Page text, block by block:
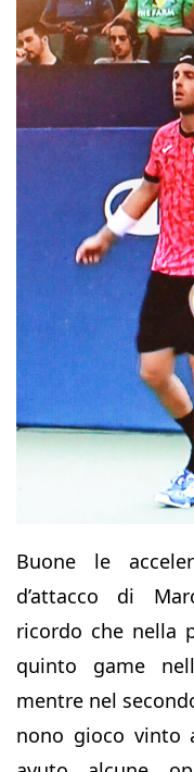
Buone le
d’attacco di
ricordo che nella
quinto game
mentre nel
nono gioco vinto